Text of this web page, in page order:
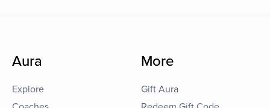
Aura
Explore
More
Gift Aura